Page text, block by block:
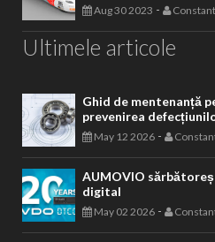
Aug 30 2023 -
Ultimele articole
Ghid de mentenanță
prevenirea
May 12 2026 -
AUMOVIO
digital
May 02 2026 -